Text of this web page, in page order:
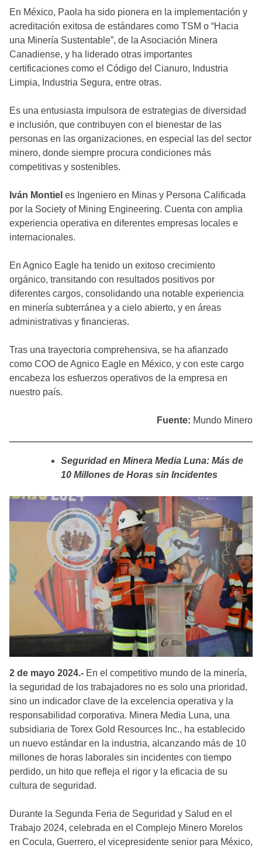
En México, Paola ha sido pionera en la implementación y
acreditación exitosa de estándares como TSM o “Hacia
una Minería Sustentable”, de la Asociación Minera
Canadiense, y ha liderado otras importantes
certificaciones como el Código del Cianuro, Industria
Limpia, Industria Segura, entre otras.
Es una entusiasta impulsora de estrategias de diversidad
e inclusión, que contribuyen con el bienestar de las
personas en las organizaciones, en especial las del sector
minero, donde siempre procura condiciones más
competitivas y sostenibles.
Iván Montiel es Ingeniero en Minas y Persona Calificada
por la Society of Mining Engineering. Cuenta con amplia
experiencia operativa en diferentes empresas locales e
internacionales.
En Agnico Eagle ha tenido un exitoso crecimiento
orgánico, transitando con resultados positivos por
diferentes cargos, consolidando una notable experiencia
en minería subterránea y a cielo abierto, y en áreas
administrativas y financieras.
Tras una trayectoria comprehensiva, se ha afianzado
como COO de Agnico Eagle en México, y con este cargo
encabeza los esfuerzos operativos de la empresa en
nuestro país.
Fuente: Mundo Minero
Seguridad en Minera Media Luna: Más de
10 Millones de Horas sin Incidentes
2 de mayo 2024.- En el competitivo mundo de la minería,
la seguridad de los trabajadores no es solo una prioridad,
sino un indicador clave de la excelencia operativa y la
responsabilidad corporativa. Minera Media Luna, una
subsidiaria de Torex Gold Resources Inc., ha establecido
un nuevo estándar en la industria, alcanzando más de 10
millones de horas laborales sin incidentes con tiempo
perdido, un hito que refleja el rigor y la eficacia de su
cultura de seguridad.
Durante la Segunda Feria de Seguridad y Salud en el
Trabajo 2024, celebrada en el Complejo Minero Morelos
en Cocula, Guerrero, el vicepresidente senior para México,